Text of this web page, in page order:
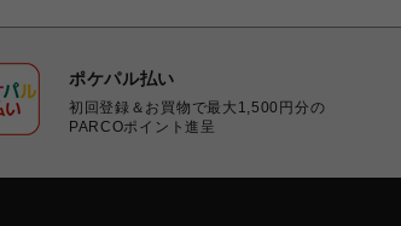
ポケパル払い
初回登録＆お買物で最大1,500円分の
PARCOポイント進呈